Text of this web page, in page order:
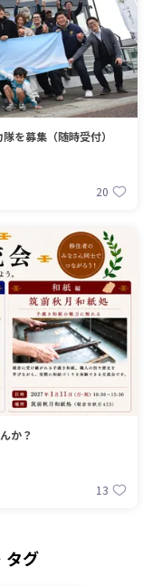
を募集（随時受付）
20
か？
13
タグ